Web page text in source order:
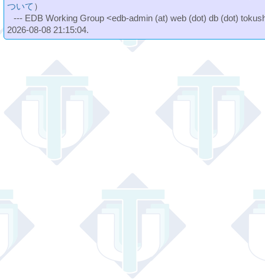
ついて ）
--- EDB Working Group <edb-admin (at) web (dot) db (dot)
2026-08-08 21:15:04.